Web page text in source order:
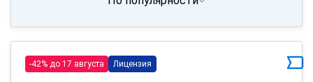
-42% до 17 августа Лицензия